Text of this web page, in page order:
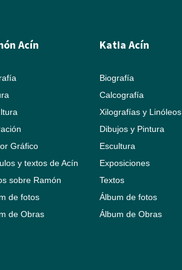
Acín
Gráfico
y textos de Acín
sobre Ramón
de fotos
de Obras
Katia Acín
Biografía
Calcografía
Xilografías y Linóleos
Dibujos y Pintura
Escultura
Exposiciones
Textos
Álbum de fotos
Álbum de Obras